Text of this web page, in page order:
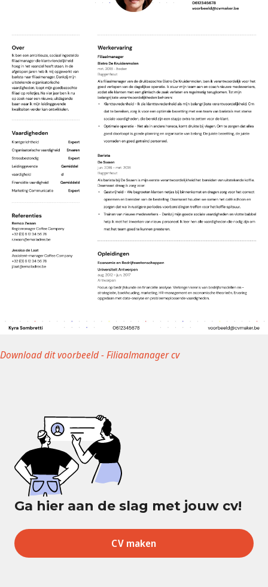
D ownload dit voorbeeld - Filiaalmanager cv
Ga hier aan de slag met jouw cv!
CV maken